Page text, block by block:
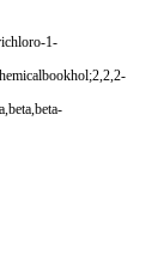
1-